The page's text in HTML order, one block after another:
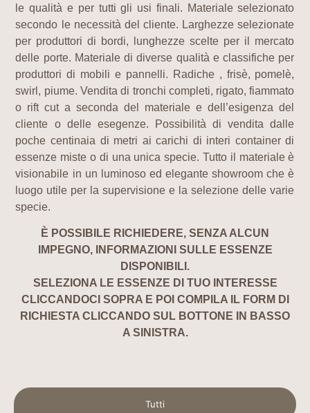
le qualità e per tutti gli usi finali. Materiale selezionato
secondo le necessità del cliente. Larghezze selezionate
per produttori di bordi, lunghezze scelte per il mercato
delle porte. Materiale di diverse qualità e classifiche per
produttori di mobili e pannelli. Radiche , frisè, pomelè,
swirl, piume. Vendita di tronchi completi, rigato, fiammato
o rift cut a seconda del materiale e dell’esigenza del
cliente o delle esegenze. Possibilità di vendita dalle
poche centinaia di metri ai carichi di interi container di
essenze miste o di una unica specie. Tutto il materiale è
visionabile in un luminoso ed elegante showroom che è
luogo utile per la supervisione e la selezione delle varie
specie.
È POSSIBILE RICHIEDERE, SENZA ALCUN
IMPEGNO, INFORMAZIONI SULLE ESSENZE
DISPONIBILI.
SELEZIONA LE ESSENZE DI TUO INTERESSE
CLICCANDOCI SOPRA E POI COMPILA IL FORM DI
RICHIESTA CLICCANDO SUL BOTTONE IN BASSO
A SINISTRA.
Tutti